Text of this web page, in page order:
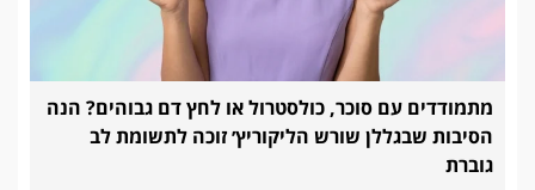
מתמודדים עם סוכר, כולסטרול או לחץ דם גבוהים? הנה
הסיבות שבגללן שורש הליקוריץ׳ זוכה לתשומת לב
גוברת